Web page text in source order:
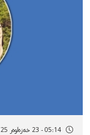
05:14 - 23 خەزەڵوەر 2725